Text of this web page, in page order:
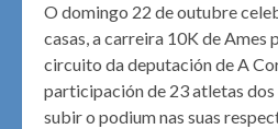
O domingo 22 de outubre
casas, a carreira 10K de Ames
circuito da deputación de A
participación de 23 atletas dos
subir o podium nas suas